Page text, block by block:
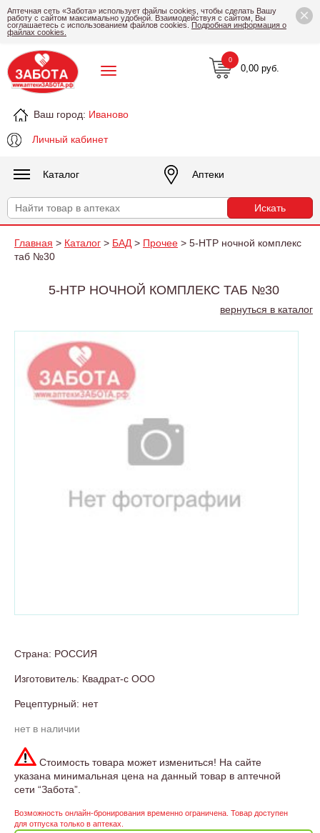
×
Аптечная сеть «Забота» использует файлы cookies, чтобы сделать Вашу
работу с сайтом максимально удобной. Взаимодействуя с сайтом, Вы
соглашаетесь с использованием файлов cookies. Подробная информация о
файлах cookies.
Ваш город: Иваново
Личный кабинет
0,00 руб.
0
Каталог Аптеки
Главная > Каталог > БАД > Прочее > 5-НТР ночной комплекс
таб №30
5-НТР НОЧНОЙ КОМПЛЕКС ТАБ №30
вернуться в каталог
Страна: РОССИЯ
Изготовитель: Квадрат-с ООО
Рецептурный: нет
нет в наличии
Стоимость товара может измениться! На сайте
указана минимальная цена на данный товар в аптечной
сети “Забота”.
Возможность онлайн-бронирования временно ограничена. Товар доступен
для отпуска только в аптеках.